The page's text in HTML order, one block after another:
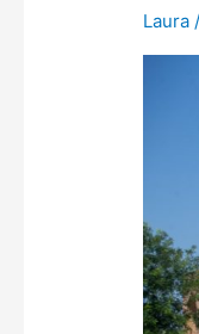
Laura/